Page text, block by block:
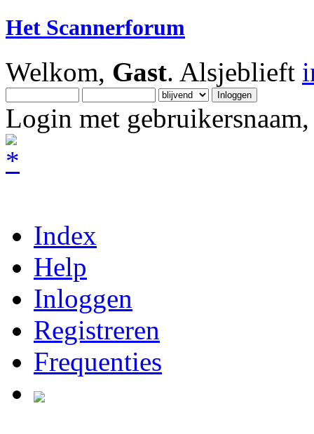
Het Scannerforum
Welkom, Gast. Alsjeblieft
Login met
Index
Help
Inloggen
Registreren
Frequenties